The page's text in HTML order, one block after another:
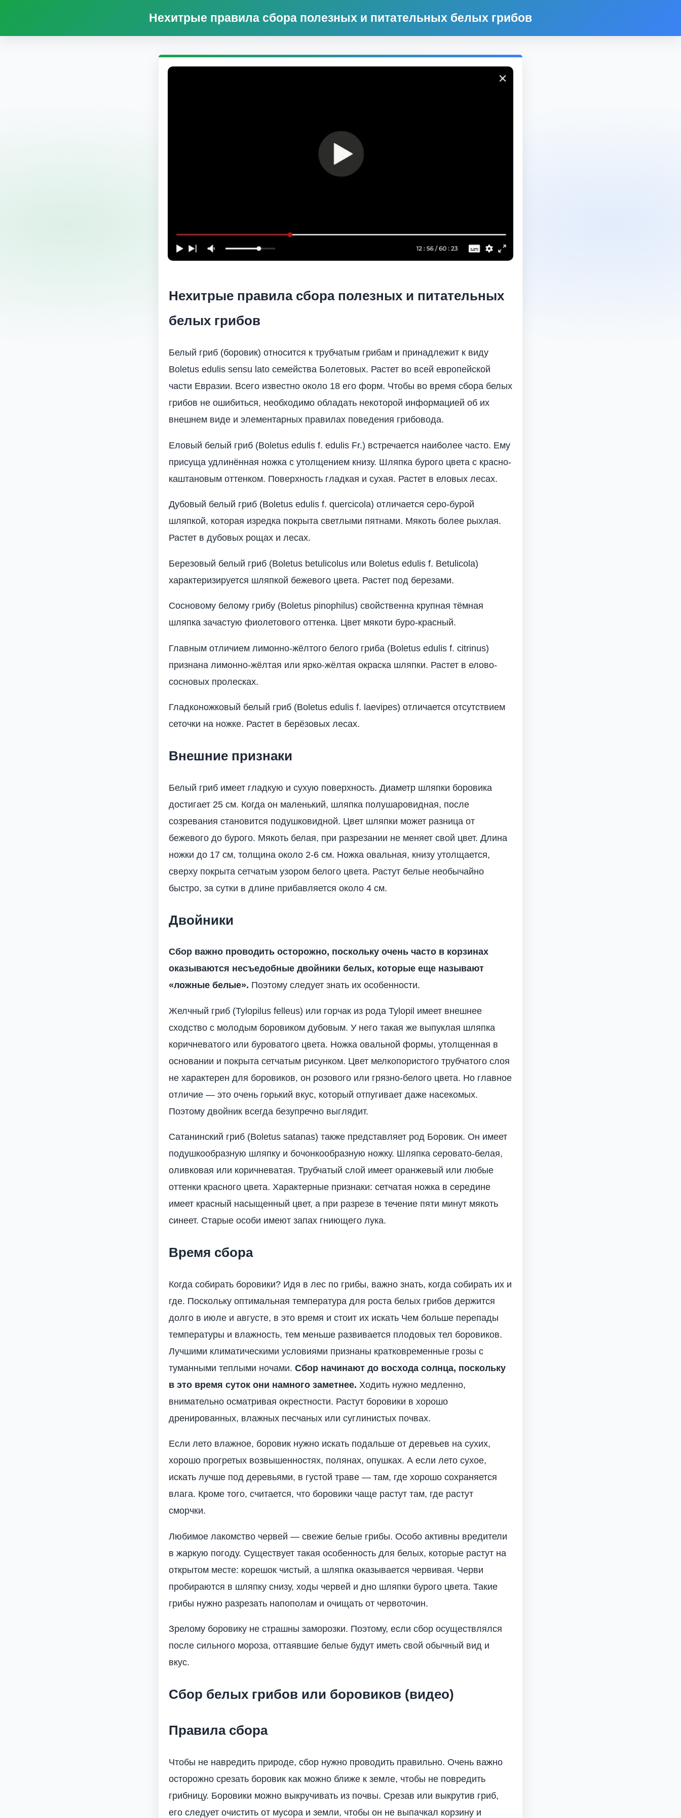
Нехитрые правила сбора полезных и питательных белых грибов
Нехитрые правила сбора полезных и питательных
белых грибов
Белый гриб (боровик) относится к трубчатым грибам и принадлежит к виду
Boletus edulis sensu lato семейства Болетовых. Растет во всей европейской
части Евразии. Всего известно около 18 его форм. Чтобы во время сбора белых
грибов не ошибиться, необходимо обладать некоторой информацией об их
внешнем виде и элементарных правилах поведения грибовода.
Еловый белый гриб (Boletus edulis f. edulis Fr.) встречается наиболее часто. Ему
присуща удлинённая ножка с утолщением книзу. Шляпка бурого цвета с красно-
каштановым оттенком. Поверхность гладкая и сухая. Растет в еловых лесах.
Дубовый белый гриб (Boletus edulis f. quercicola) отличается серо-бурой
шляпкой, которая изредка покрыта светлыми пятнами. Мякоть более рыхлая.
Растет в дубовых рощах и лесах.
Березовый белый гриб (Boletus betulicolus или Boletus edulis f. Betulicola)
характеризируется шляпкой бежевого цвета. Растет под березами.
Сосновому белому грибу (Boletus pinophilus) свойственна крупная тёмная
шляпка зачастую фиолетового оттенка. Цвет мякоти буро-красный.
Главным отличием лимонно-жёлтого белого гриба (Boletus edulis f. citrinus)
признана лимонно-жёлтая или ярко-жёлтая окраска шляпки. Растет в елово-
сосновых пролесках.
Гладконожковый белый гриб (Boletus edulis f. laevipes) отличается отсутствием
сеточки на ножке. Растет в берёзовых лесах.
Внешние признаки
Белый гриб имеет гладкую и сухую поверхность. Диаметр шляпки боровика
достигает 25 см. Когда он маленький, шляпка полушаровидная, после
созревания становится подушковидной. Цвет шляпки может разница от
бежевого до бурого. Мякоть белая, при разрезании не меняет свой цвет. Длина
ножки до 17 см, толщина около 2-6 см. Ножка овальная, книзу утолщается,
сверху покрыта сетчатым узором белого цвета. Растут белые необычайно
быстро, за сутки в длине прибавляется около 4 см.
Двойники
Сбор важно проводить осторожно, поскольку очень часто в корзинах
оказываются несъедобные двойники белых, которые еще называют
«ложные белые». Поэтому следует знать их особенности.
Желчный гриб (Tylopilus felleus) или горчак из рода Tylopil имеет внешнее
сходство с молодым боровиком дубовым. У него такая же выпуклая шляпка
коричневатого или буроватого цвета. Ножка овальной формы, утолщенная в
основании и покрыта сетчатым рисунком. Цвет мелкопористого трубчатого слоя
не характерен для боровиков, он розового или грязно-белого цвета. Но главное
отличие — это очень горький вкус, который отпугивает даже насекомых.
Поэтому двойник всегда безупречно выглядит.
Сатанинский гриб (Boletus satanas) также представляет род Боровик. Он имеет
подушкообразную шляпку и бочонкообразную ножку. Шляпка серовато-белая,
оливковая или коричневатая. Трубчатый слой имеет оранжевый или любые
оттенки красного цвета. Характерные признаки: сетчатая ножка в середине
имеет красный насыщенный цвет, а при разрезе в течение пяти минут мякоть
синеет. Старые особи имеют запах гниющего лука.
Время сбора
Когда собирать боровики? Идя в лес по грибы, важно знать, когда собирать их и
где. Поскольку оптимальная температура для роста белых грибов держится
долго в июле и августе, в это время и стоит их искать Чем больше перепады
температуры и влажность, тем меньше развивается плодовых тел боровиков.
Лучшими климатическими условиями признаны кратковременные грозы с
туманными теплыми ночами. Сбор начинают до восхода солнца, поскольку
в это время суток они намного заметнее. Ходить нужно медленно,
внимательно осматривая окрестности. Растут боровики в хорошо
дренированных, влажных песчаных или суглинистых почвах.
Если лето влажное, боровик нужно искать подальше от деревьев на сухих,
хорошо прогретых возвышенностях, полянах, опушках. А если лето сухое,
искать лучше под деревьями, в густой траве — там, где хорошо сохраняется
влага. Кроме того, считается, что боровики чаще растут там, где растут
сморчки.
Любимое лакомство червей — свежие белые грибы. Особо активны вредители
в жаркую погоду. Существует такая особенность для белых, которые растут на
открытом месте: корешок чистый, а шляпка оказывается червивая. Черви
пробираются в шляпку снизу, ходы червей и дно шляпки бурого цвета. Такие
грибы нужно разрезать напополам и очищать от червоточин.
Зрелому боровику не страшны заморозки. Поэтому, если сбор осуществлялся
после сильного мороза, оттаявшие белые будут иметь свой обычный вид и
вкус.
Cбор белых грибов или боровиков (видео)
Правила сбора
Чтобы не навредить природе, сбор нужно проводить правильно. Очень важно
осторожно срезать боровик как можно ближе к земле, чтобы не повредить
грибницу. Боровики можно выкручивать из почвы. Срезав или выкрутив гриб,
его следует очистить от мусора и земли, чтобы он не выпачкал корзину и